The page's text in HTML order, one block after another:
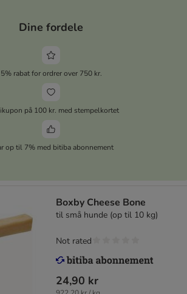
Dine fordele
5% rabat for ordrer over 750 kr.
på 100 kr. med stempelkortet
op til 7% med bitiba abonnement
Boxby Cheese Bone
til små hunde (op til 10 kg)
24,90 kr
Not rated